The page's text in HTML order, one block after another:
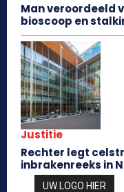
Man veroordeeld
bioscoop en
Justitie
Rechter legt
inbrakenreeks in
UW LOGO HIER